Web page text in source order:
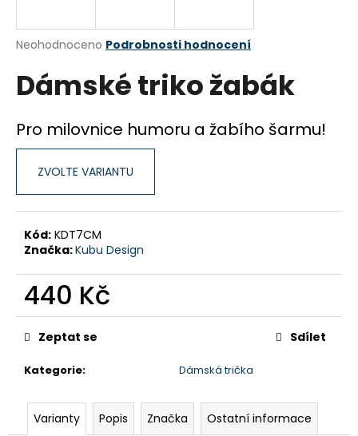
Průměrné
produktu
je
z
5
hvězdiček.
Neohodnoceno Podrobnosti hodnocení
Dámské triko žabák
Pro milovnice humoru a žabího šarmu!
ZVOLTE VARIANTU
Kód: KDT7CM
Značka:Kubu Design
440 Kč
Měrná
cena:
Kategorie: Dámská trička
Zeptat se Sdílet
Varianty Popis Značka Ostatní informace
j
t
?
D
o
p
o
u
u
m